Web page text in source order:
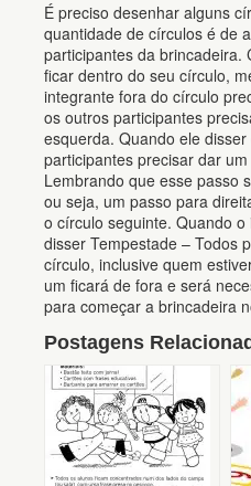
É preciso desenhar alguns
quantidade de círculos é de
participantes da brincadeira.
ficar dentro do seu círculo,
integrante fora do círculo
os outros participantes
esquerda. Quando ele
participantes precisar dar
Lembrando que esse passo
ou seja, um passo para
o círculo seguinte. Quando
disser Tempestade – Todos
círculo, inclusive quem
um ficará de fora e será
para começar a brincadeira
Postagens